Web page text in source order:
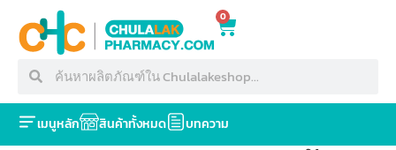
0
เมนูหลัก สินค้าทั้งหมด บทความ